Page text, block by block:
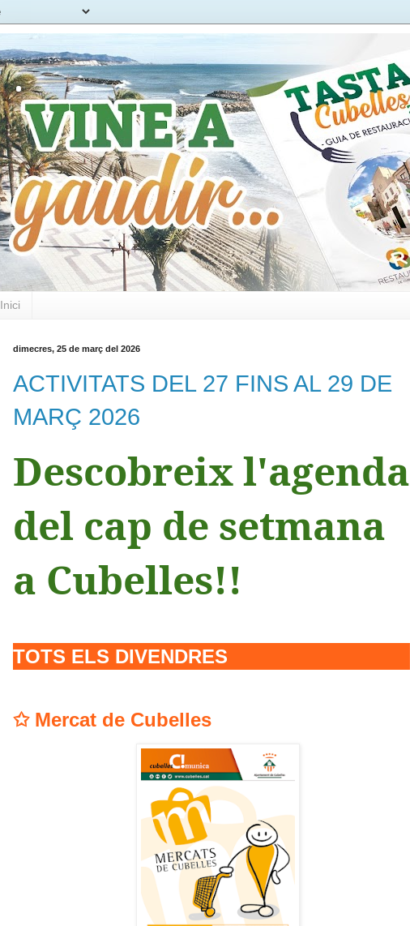
.
Inici
dimecres, 25 de març del 2026
ACTIVITATS DEL 27 FINS AL 29 DE
MARÇ 2026
Descobreix l'agenda
del cap de setmana
a Cubelles!!
TOTS ELS DIVENDRES
✩Mercat de Cubelles